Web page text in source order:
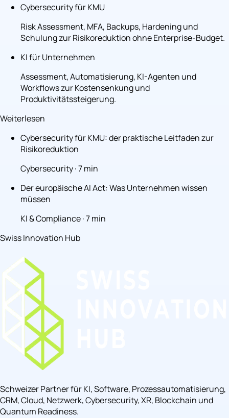
Cybersecurity für KMU
Risk Assessment, MFA, Backups, Hardening und
Schulung zur Risikoreduktion ohne Enterprise-Budget.
KI für Unternehmen
Assessment, Automatisierung, KI-Agenten und
Workflows zur Kostensenkung und
Produktivitätssteigerung.
Weiterlesen
Cybersecurity für KMU: der praktische Leitfaden zur
Risikoreduktion
Cybersecurity · 7 min
Der europäische AI Act: Was Unternehmen wissen
müssen
KI & Compliance · 7 min
Swiss Innovation Hub
Schweizer Partner für KI, Software, Prozessautomatisierung,
CRM, Cloud, Netzwerk, Cybersecurity, XR, Blockchain und
Quantum Readiness.